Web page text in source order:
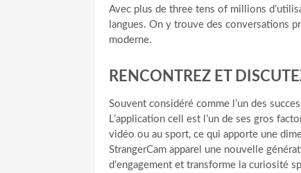
Avec plus de three tens of millions
langues. On y trouve des conversations
moderne.
RENCONTREZ ET
Souvent considéré comme l’un des
L’application cell est l’un de ses gros
vidéo ou au sport, ce qui apporte une
StrangerCam apparel une nouvelle
d’engagement et transforme la curiosité